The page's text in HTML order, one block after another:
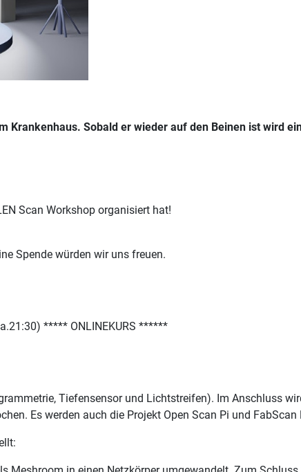
Krankenhaus. Sobald er wieder auf den Beinen ist wird
Scan Workshop organisiert hat!
Spende würden wir uns freuen.
***** ONLINEKURS ******
Tiefensensor und Lichtstreifen). Im Anschluss
Es werden auch die Projekt Open Scan Pi und FabScan